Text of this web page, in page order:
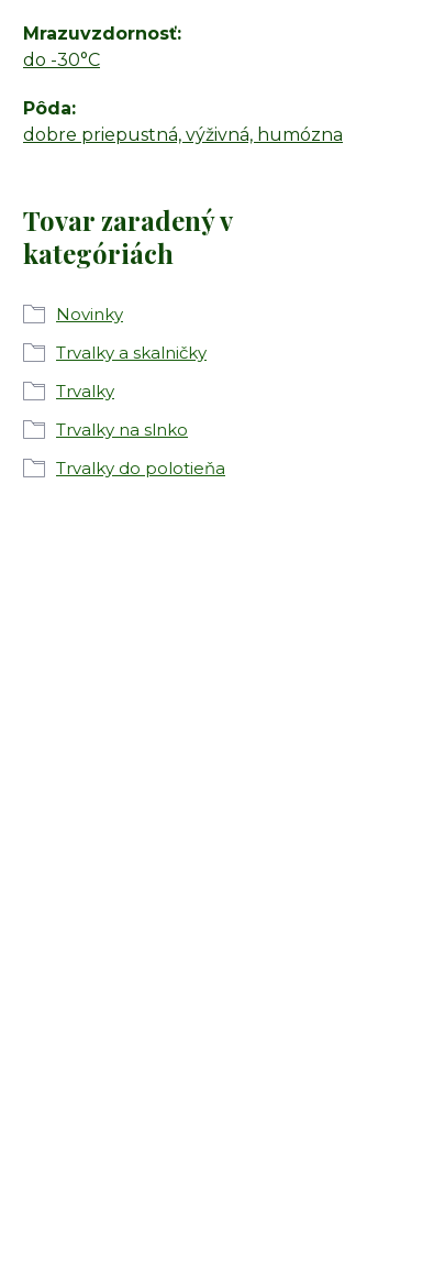
Mrazuvzdornosť
do -30°C
Pôda
dobre priepustná, výživná, humózna
Tovar zaradený v
kategóriách
Novinky
Trvalky a skalničky
Trvalky
Trvalky na slnko
Trvalky do polotieňa